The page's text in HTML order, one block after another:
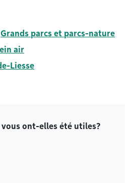
Grands parcs et parcs-nature
air
Liesse
ont-elles été utiles?